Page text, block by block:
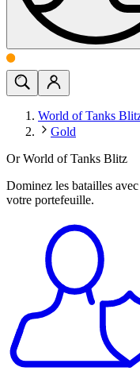
World of Tanks
Gold
Or World of Tanks Blitz
Dominez les batailles
votre portefeuille.